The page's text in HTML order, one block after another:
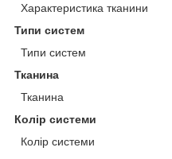
Характеристика тканини
Типи систем
Типи систем
Тканина
Тканина
Колір системи
Колір системи